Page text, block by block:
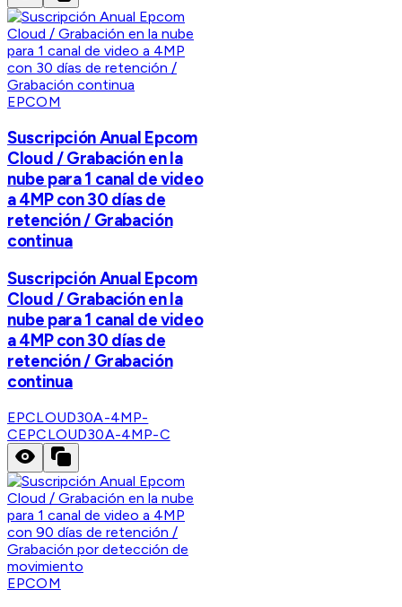
EPCOM
Suscripción Anual Epcom
Cloud / Grabación en la
nube para 1 canal de video
a 4MP con 30 días de
retención / Grabación
continua
Suscripción Anual Epcom
Cloud / Grabación en la
nube para 1 canal de video
a 4MP con 30 días de
retención / Grabación
continua
EPCLOUD30A-4MP-
CEPCLOUD30A-4MP-C
EPCOM